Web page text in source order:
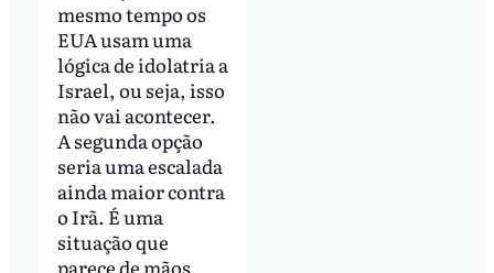
mesmo tempo os
EUA usam uma
lógica de idolatria a
Israel, ou seja, isso
não vai acontecer.
A segunda opção
seria uma escalada
ainda maior contra
o Irã. É uma
situação que
parece de mãos